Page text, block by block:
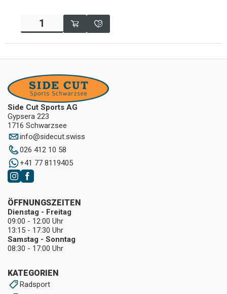
Side Cut Sports AG
Gypsera 223
1716 Schwarzsee
info@sidecut.swiss
026 412 10 58
+41 77 8119405
KATEGORIEN
Radsport
ÖFFNUNGSZEITEN
Dienstag - Freitag
09:00 - 12:00 Uhr
13:15 - 17:30 Uhr
Samstag - Sonntag
08:30 - 17:00 Uhr